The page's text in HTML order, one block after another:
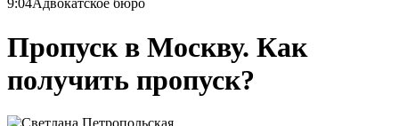
9:04Адвокатское бюро
Пропуск в Москву. Как
получить пропуск?